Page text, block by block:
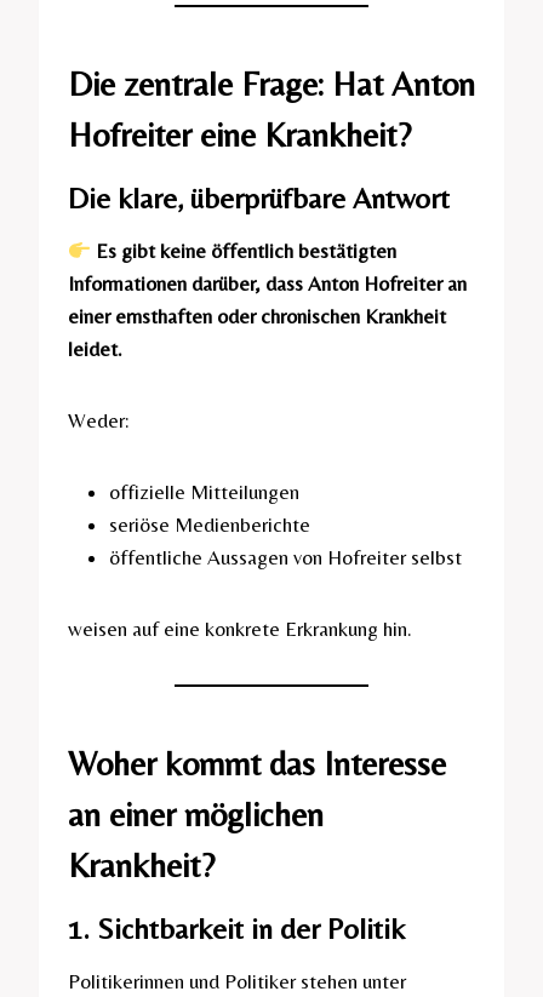
Die zentrale Frage: Hat Anton
Hofreiter eine Krankheit?
Die klare, überprüfbare Antwort
Es gibt keine öffentlich bestätigten
Informationen darüber, dass Anton Hofreiter an
einer ernsthaften oder chronischen Krankheit
leidet.
Weder:
offizielle Mitteilungen
seriöse Medienberichte
öffentliche Aussagen von Hofreiter selbst
weisen auf eine konkrete Erkrankung hin.
Woher kommt das Interesse
an einer möglichen
Krankheit?
1. Sichtbarkeit in der Politik
Politikerinnen und Politiker stehen unter